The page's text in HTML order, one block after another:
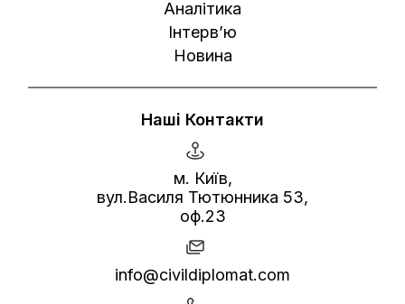
Аналітика
Інтерв’ю
Новина
Наші Контакти
м. Київ,
вул.Василя Тютюнника 53,
оф.23
info@civildiplomat.com